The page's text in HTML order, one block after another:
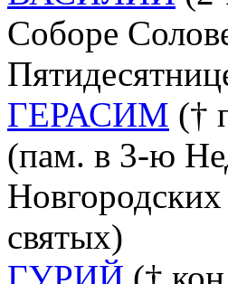
Соборе
ГЕРАСИМ (†
(пам. в 3-ю
святых)